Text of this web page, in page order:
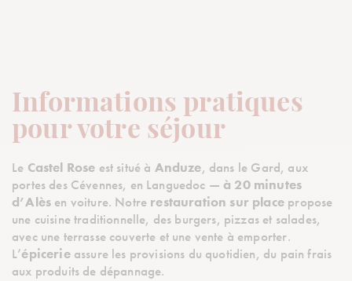
Informations pratiques
pour votre séjour
Le Castel Rose est situé à Anduze, dans le Gard, aux
portes des Cévennes, en Languedoc — à 20 minutes
d’Alès en voiture. Notre restauration sur place propose
une cuisine traditionnelle, des burgers, pizzas et salades,
avec une terrasse couverte et une vente à emporter.
L’épicerieassure les provisions du quotidien, du pain frais
aux produits de dépannage.